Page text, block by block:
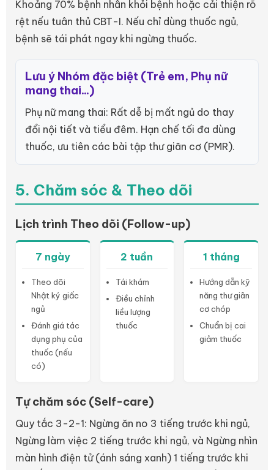
Khoảng 70% bệnh nhân khỏi bệnh hoặc cải thiện rõ
rệt nếu tuân thủ CBT-I. Nếu chỉ dùng thuốc ngủ,
bệnh sẽ tái phát ngay khi ngừng thuốc.
Lưu ý Nhóm đặc biệt (Trẻ em, Phụ nữ
mang thai...)
Phụ nữ mang thai: Rất dễ bị mất ngủ do thay
đổi nội tiết và tiểu đêm. Hạn chế tối đa dùng
thuốc, ưu tiên các bài tập thư giãn cơ (PMR).
5. Chăm sóc & Theo dõi
Lịch trình Theo dõi (Follow-up)
7 ngày
Theo dõi
Nhật ký giấc
ngủ
Đánh giá tác
dụng phụ của
thuốc (nếu
có)
2 tuần
Tái khám
Điều chỉnh
liều lượng
thuốc
1 tháng
Hướng dẫn kỹ
năng thư giãn
cơ chóp
Chuẩn bị cai
giảm thuốc
Tự chăm sóc (Self-care)
Quy tắc 3-2-1: Ngừng ăn no 3 tiếng trước khi ngủ,
Ngừng làm việc 2 tiếng trước khi ngủ, và Ngừng nhìn
màn hình điện tử (ánh sáng xanh) 1 tiếng trước khi